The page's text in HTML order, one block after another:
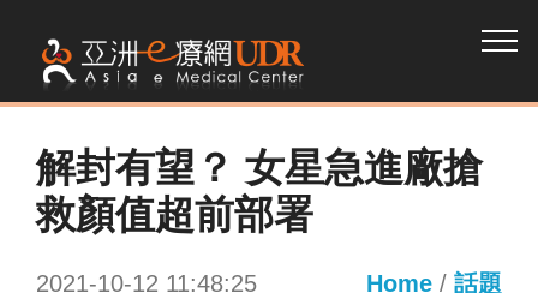
解封有望？ 女星急進廠搶
救顏值超前部署
2021-10-12 11:48:25 Home / 話題